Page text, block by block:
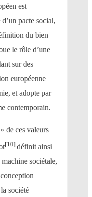
est
pacte social,
du bien
le rôle d’une
sur des
européenne
et adopte par
contemporain.
de ces valeurs
[10] définit ainsi
sociétale,
société